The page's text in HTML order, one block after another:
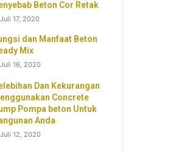
Beton Cor Retak
Juli 17, 2020
dan Manfaat Beton
Mix
Juli 16, 2020
Dan Kekurangan
Concrete
Pompa beton Untuk
Anda
Juli 12, 2020